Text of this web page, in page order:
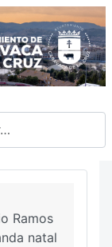
Ramos
natal